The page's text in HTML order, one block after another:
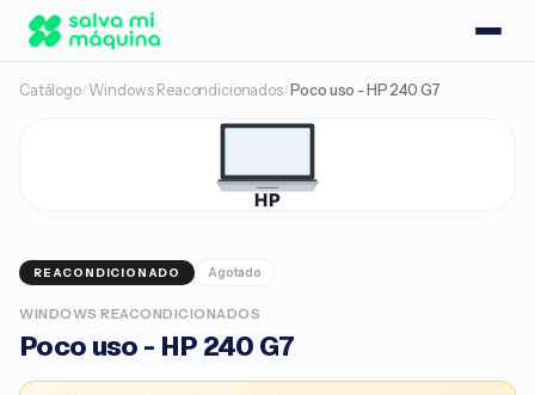
Catálogo/ Windows Reacondicionados/ Poco uso - HP 240 G7
REACONDICIONADO Agotado
WINDOWS REACONDICIONADOS
Poco uso - HP 240 G7